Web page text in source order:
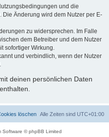
und die
Die Änderung wird dem Nutzer per E-
zu widersprechen. Im Falle
dem Betreiber und dem Nutzer
sofortiger Wirkung.
und verbindlich, wenn der Nutzer
deinen persönlichen Daten
Alle Zeiten sind UTC+01:00
löschen
Software © phpBB Limited